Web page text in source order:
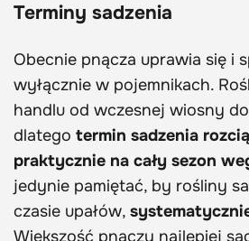
Terminy sadzenia
Obecnie pnącza uprawia się i
wyłącznie w pojemnikach.
handlu od wczesnej wiosny
dlatego termin sadzenia
praktycznie na cały sezon
jedynie pamiętać, by rośliny
czasie upałów,
Większość pnączy najlepiej